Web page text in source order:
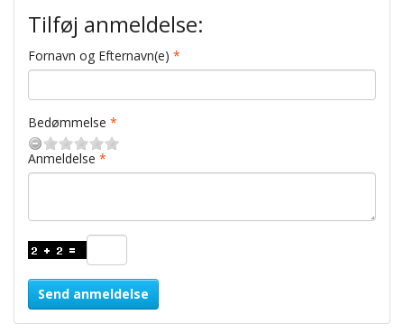
Tilføj anmeldelse:
Fornavn og Efternavn(e)
Bedømmelse
Anmeldelse
Send anmeldelse